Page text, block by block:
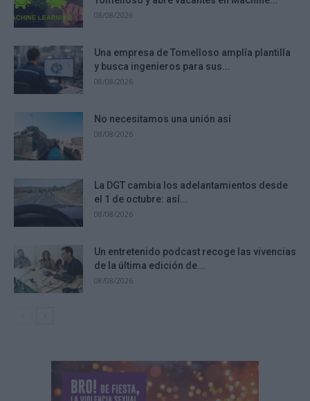
08/08/2026
Una empresa de Tomelloso amplía plantilla
y busca ingenieros para sus...
08/08/2026
No necesitamos una unión así
08/08/2026
La DGT cambia los adelantamientos desde
el 1 de octubre: así...
08/08/2026
Un entretenido podcast recoge las vivencias
de la última edición de...
08/08/2026